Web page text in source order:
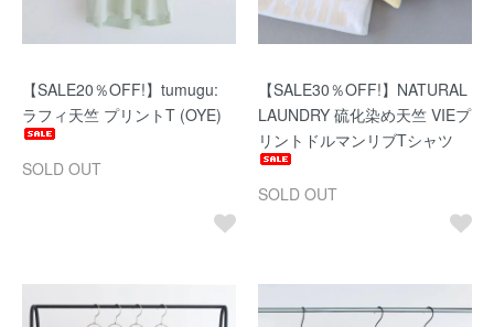
【SALE20％OFF!】tumugu:
ラフィ天竺 プリントT (OYE)
SOLD OUT
【SALE30％OFF!】NATURAL
LAUNDRY 硫化染め天竺 VIEプ
リントドルマンリブTシャツ
SOLD OUT